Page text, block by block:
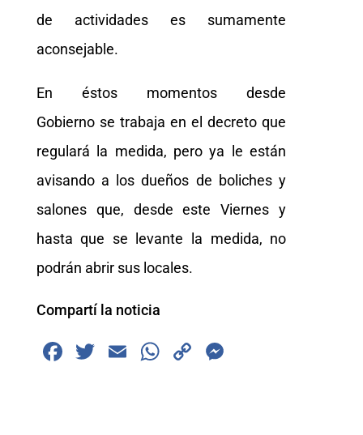
de actividades es sumamente
aconsejable.
En éstos momentos desde
Gobierno se trabaja en el decreto que
regulará la medida, pero ya le están
avisando a los dueños de boliches y
salones que, desde este Viernes y
hasta que se levante la medida, no
podrán abrir sus locales.
Compartí la noticia
F
T
E
W
C